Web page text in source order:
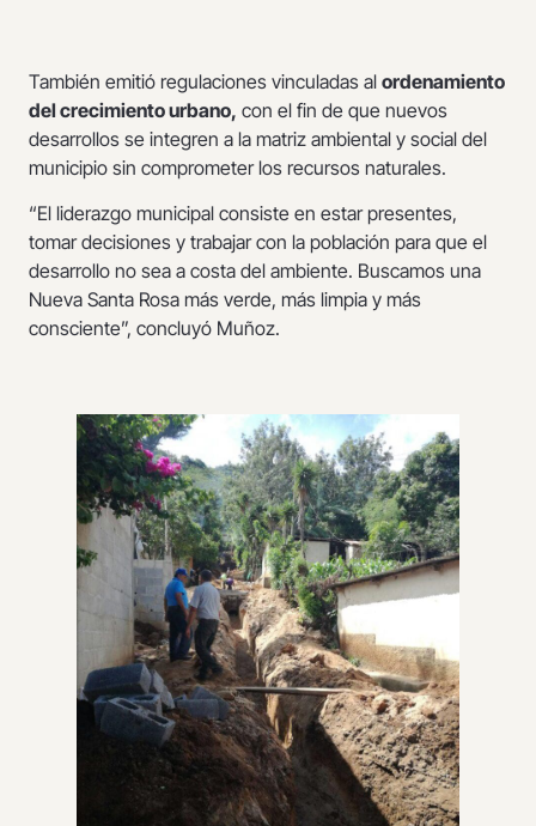
También emitió regulaciones vinculadas al ordenamiento
del crecimiento urbano, con el fin de que nuevos
desarrollos se integren a la matriz ambiental y social del
municipio sin comprometer los recursos naturales.
“El liderazgo municipal consiste en estar presentes,
tomar decisiones y trabajar con la población para que el
desarrollo no sea a costa del ambiente. Buscamos una
Nueva Santa Rosa más verde, más limpia y más
consciente”, concluyó Muñoz.